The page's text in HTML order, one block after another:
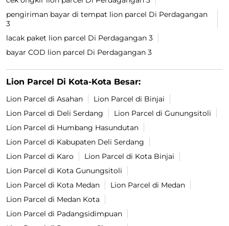
pengiriman bayar di tempat lion parcel Di Perdagangan
3
lacak paket lion parcel Di Perdagangan 3
bayar COD lion parcel Di Perdagangan 3
Lion Parcel Di Kota-Kota Besar:
Lion Parcel di Asahan
Lion Parcel di Binjai
Lion Parcel di Deli Serdang
Lion Parcel di Gunungsitoli
Lion Parcel di Humbang Hasundutan
Lion Parcel di Kabupaten Deli Serdang
Lion Parcel di Karo
Lion Parcel di Kota Binjai
Lion Parcel di Kota Gunungsitoli
Lion Parcel di Kota Medan
Lion Parcel di Medan
Lion Parcel di Medan Kota
Lion Parcel di Padangsidimpuan